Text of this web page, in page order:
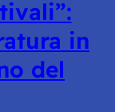
in
del